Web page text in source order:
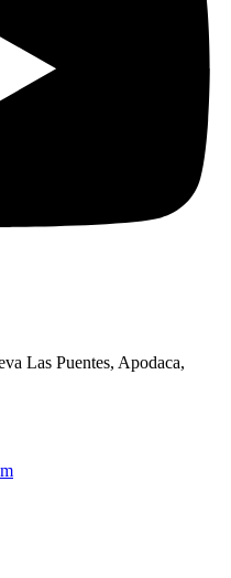
Las Puentes, Apodaca,